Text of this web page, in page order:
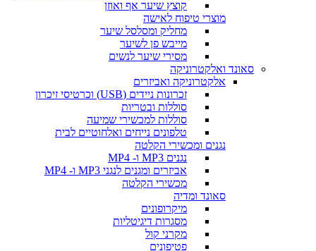
קוצץ שיער אף ואוזן
מוצרי טיפוח לאישה
מחליק ומסלסל שיער
מייבש פן לשיער
מסירי שיער לנשים
סאונד ואלקטרוניקה
אלקטרוניקה ואביזרים
זכרונות ניידים (USB) וכרטיסי זיכרון
סוללות ובטריות
סוללות למכשירי שמיעה
טלפונים נייחים ואלחוטיים לבית
נגנים ומכשירי הקלטה
נגנים MP3 ו- MP4
אביזרים ומגנים לנגני MP3 ו- MP4
מכשירי הקלטה
סאונד ומדיה
מיקרופונים
מסגרות דיגיטליות
מקרני קול
פטיפונים